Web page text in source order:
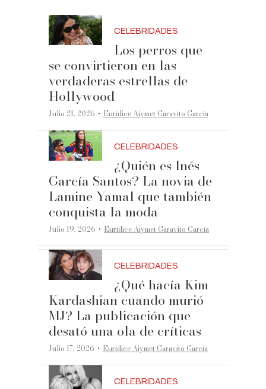
CELEBRIDADES
Los perros que
se convirtieron en las
verdaderas estrellas de
Hollywood
Julio 21, 2026 ·Eurídice Aiymet Garavito García
CELEBRIDADES
¿Quién es Inés
García Santos? La novia de
Lamine Yamal que también
conquista la moda
Julio 19, 2026 ·Eurídice Aiymet Garavito García
CELEBRIDADES
¿Qué hacía Kim
Kardashian cuando murió
MJ? La publicación que
desató una ola de críticas
Julio 17, 2026 ·Eurídice Aiymet Garavito García
CELEBRIDADES